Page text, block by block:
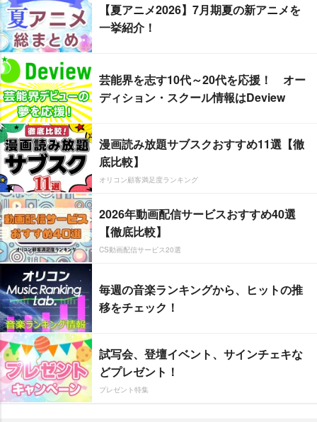
【夏アニメ2026】7月期夏の新アニメを
一挙紹介！
芸能界を志す10代～20代を応援！ オー
ディション・スクール情報はDeview
漫画読み放題サブスクおすすめ11選【徹
底比較】
オリコン顧客満足度ランキング
2026年動画配信サービスおすすめ40選
【徹底比較】
CS動画配信サービス20選
毎週の音楽ランキングから、ヒットの推
移をチェック！
試写会、登壇イベント、サインチェキな
どプレゼント！
プレゼント特集